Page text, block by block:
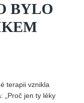
BYLO
terapii vznikla
„Proč jen ty léky